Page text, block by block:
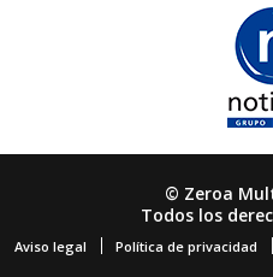
© Zeroa
Todos los
Aviso legal Política de privacidad